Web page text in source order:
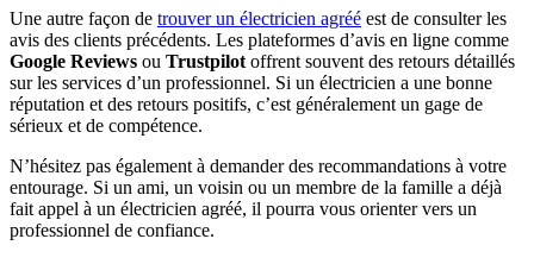
Une autre façon de trouver un électricien agréé est de consulter les
avis des clients précédents. Les plateformes d’avis en ligne comme
Google Reviews ou Trustpilotoffrent souvent des retours détaillés
sur les services d’un professionnel. Si un électricien a une bonne
réputation et des retours positifs, c’est généralement un gage de
sérieux et de compétence.
N’hésitez pas également à demander des recommandations à votre
entourage. Si un ami, un voisin ou un membre de la famille a déjà
fait appel à un électricien agréé, il pourra vous orienter vers un
professionnel de confiance.